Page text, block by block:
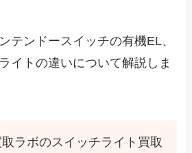
テンドースイッチの有機EL、
イトの違いについて解説しま
ラボのスイッチライト買取